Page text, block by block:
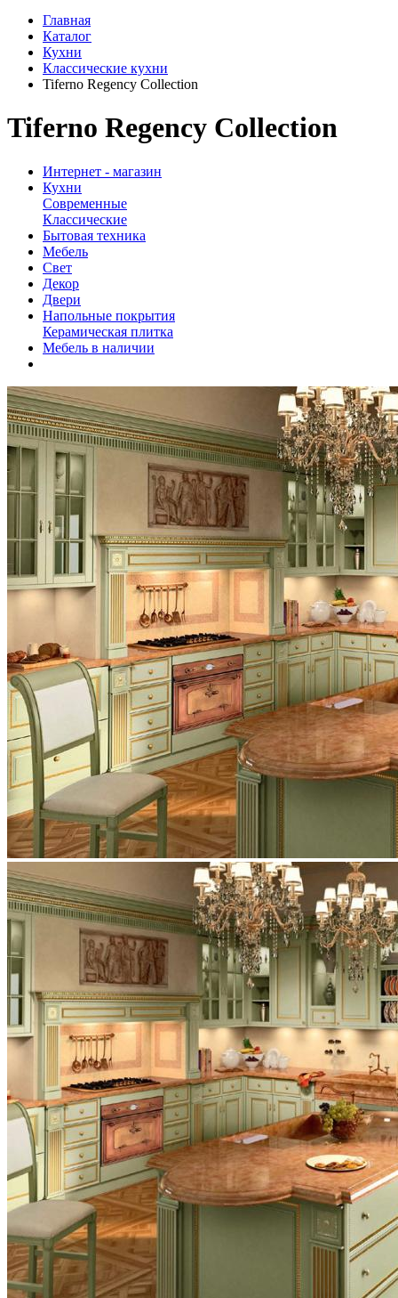
Главная
Каталог
Кухни
Классические кухни
Tiferno Regency Collection
Tiferno Regency Collection
Интернет - магазин
Кухни
Современные
Классические
Бытовая техника
Мебель
Свет
Декор
Двери
Напольные покрытия
Керамическая плитка
Мебель в наличии